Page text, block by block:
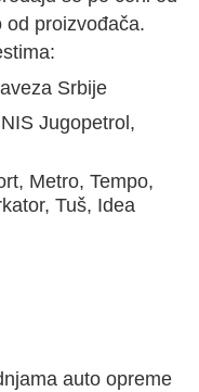
od proizvođača.
Srbije
Jugopetrol,
Metro, Tempo,
Tuš, Idea
auto opreme